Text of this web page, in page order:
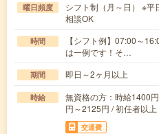
曜日頻度
シフト制（月～日） ※平
相談OK
時間
【シフト例】07:00～
は一例です！そ…
期間 即日～2ヶ月以上
時給
無資格の方：時給1400
円～2125円 / 初任者以
交通費